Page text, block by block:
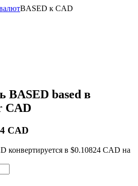
BASED к CAD
BASED based в
CAD
CAD
конвертируется в $0.10824 CAD на